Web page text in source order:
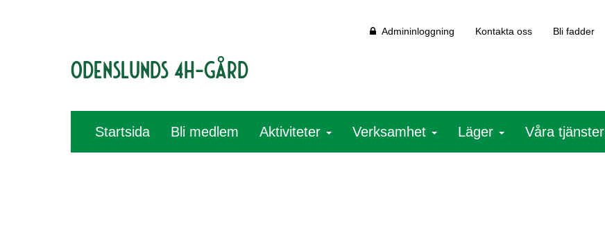
Odenslunds 4H-gård
Admininloggning Kontakta oss Bli fadder
Startsida Bli medlem Aktiviteter Verksamhet Läger Våra tjänster